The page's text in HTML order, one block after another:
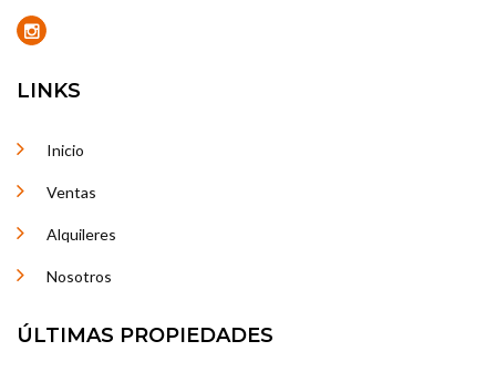
LINKS
Inicio
Ventas
Alquileres
Nosotros
ÚLTIMAS PROPIEDADES